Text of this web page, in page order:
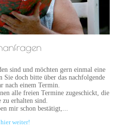
sind und möchten gern einmal eine
doch bitte über das nachfolgende
nach einem Termin.
alle freien Termine zugeschickt, die
zu erhalten sind.
mir schon bestätigt,...
weiter!